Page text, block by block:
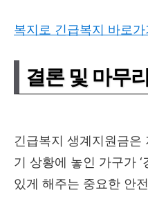
복지로 긴급복지 바로가
결론 및 마무리
긴급복지 생계지원금은
기 상황에 놓인 가구가 ‘
있게 해주는 중요한 안